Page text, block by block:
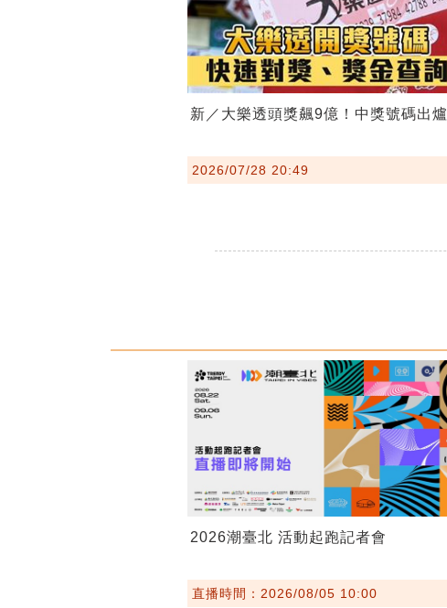
新／大樂透頭獎飆9億！中獎號碼出爐
2026/07/28 20:49
2026潮臺北 活動起跑記者會
直播時間：2026/08/05 10:00